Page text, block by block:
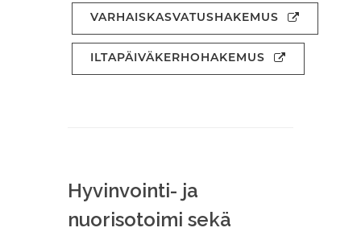
VARHAISKASVATUSHAKEMUS
ILTAPÄIVÄKERHOHAKEMUS
Hyvinvointi- ja
nuorisotoimi sekä